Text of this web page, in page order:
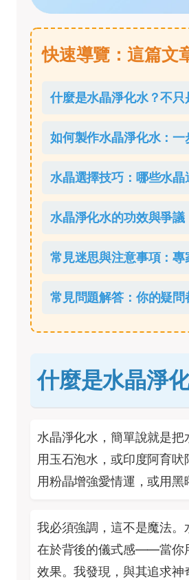
快速導覽：這篇文
什麼是水晶淨化水？不
如何製作水晶淨化水：一
水晶選擇技巧：哪些水晶
水晶淨化水的功效與爭
常見迷思與注意事項：專
常見問題解答：你的疑問
什麼是水晶淨
水晶淨化水，簡單說就是
用玉石泡水，或印度阿育
用粉晶增強愛情運，或用黑
我必須強調，這不是魔法
在於背後的儀式感——當你
效果。我發現，與其追求神